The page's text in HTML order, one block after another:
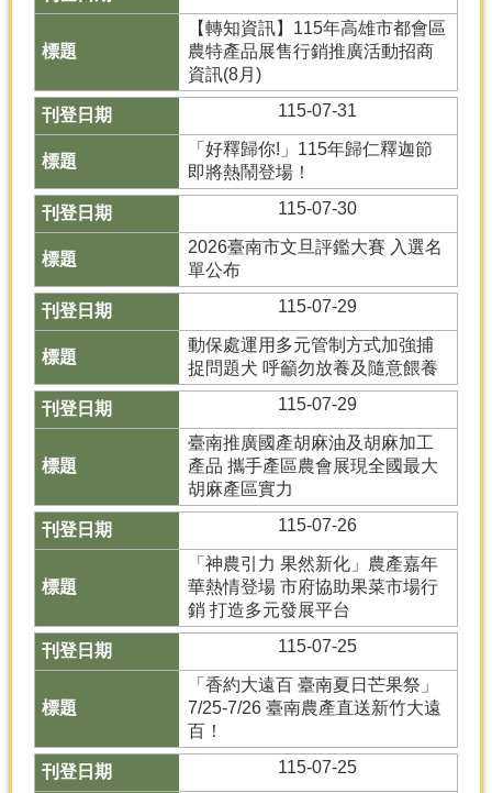
政
府
站
【轉知資訊】115年高雄市都會區
農特產品展售行銷推廣活動招商
資訊(8月)
115-07-31
「好釋歸你!」115年歸仁釋迦節
即將熱鬧登場！
115-07-30
2026臺南市文旦評鑑大賽 入選名
單公布
115-07-29
動保處運用多元管制方式加強捕
捉問題犬 呼籲勿放養及隨意餵養
115-07-29
臺南推廣國產胡麻油及胡麻加工
產品 攜手產區農會展現全國最大
胡麻產區實力
115-07-26
「神農引力 果然新化」農產嘉年
華熱情登場 市府協助果菜市場行
銷 打造多元發展平台
115-07-25
「香約大遠百 臺南夏日芒果祭」
7/25-7/26 臺南農產直送新竹大遠
百！
115-07-25